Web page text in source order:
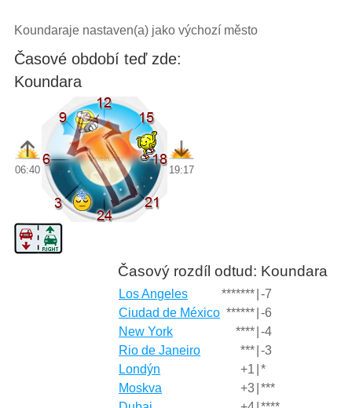
Koundaraje nastaven(a) jako výchozí město
Časové období teď zde:
Koundara
06:40 19:17
Časový rozdíl odtud: Koundara
Los Angeles ******* -7
Ciudad de México ****** -6
New York
**** -4
Rio de Janeiro
*** -3
Londýn
+1 *
Moskva
+3 ***